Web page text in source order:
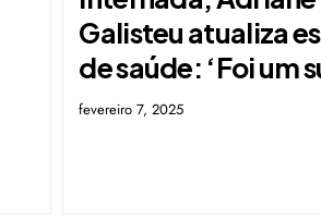
Galisteu atualiza
de saúde: ‘Foi um
fevereiro 7, 2025